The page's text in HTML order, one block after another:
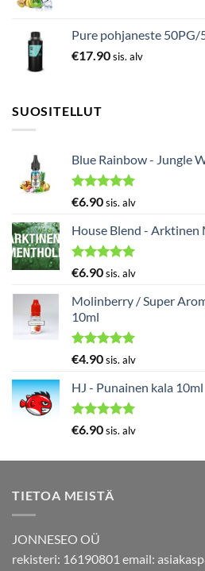
Pure pohjaneste
€17.90sis. alv
SUOSITELLUT
Blue Rainbow - Jungle
Arvostelu
5.00
/ 5
€6.90sis. alv
House Blend - Arktinen
Arvostelu
5.00/ 5
€6.90sis. alv
Molinberry / Super
10ml
Arvostelu
5.00
/ 5
€4.90sis. alv
HJ - Punainen kala 10ml
Arvostelu
€6.90sis. alv
TIETOA MEISTÄ
JONNESEO OÜ
rekisteri: 16190801 email: